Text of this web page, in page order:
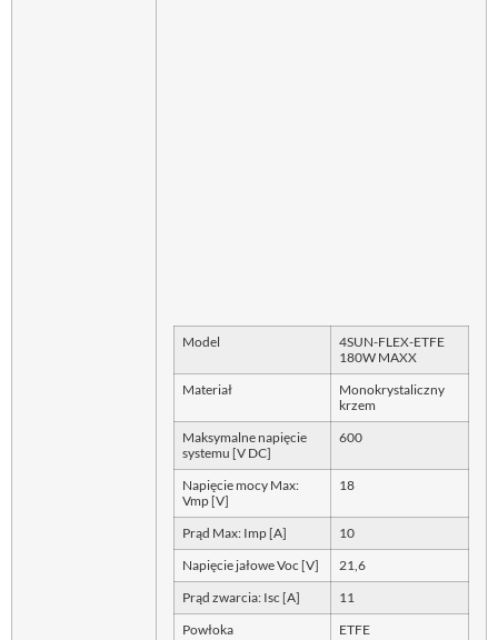
Model
4SUN-FLEX-ETFE
180W MAXX
Materiał
Monokrystaliczny
krzem
Maksymalne napięcie
systemu [V DC]
600
Napięcie mocy Max:
Vmp [V]
18
Prąd Max: Imp [A] 10
Napięcie jałowe Voc [V] 21,6
Prąd zwarcia: Isc [A] 11
Powłoka ETFE